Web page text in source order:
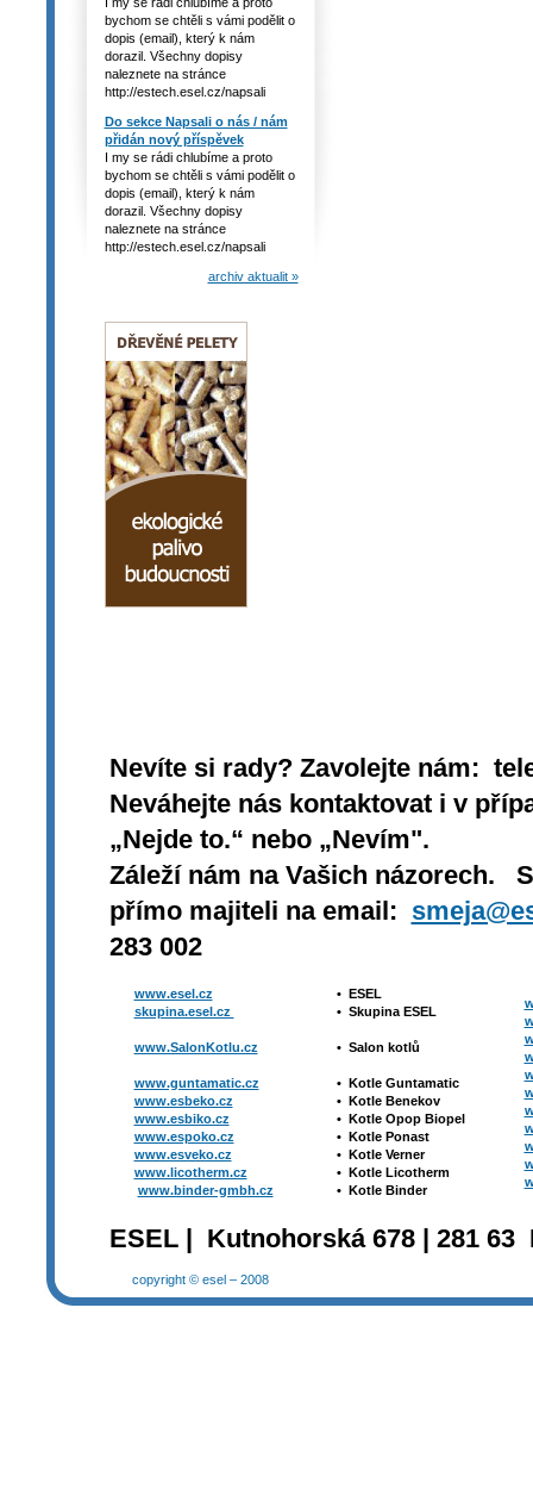
bychom se chtěli s vámi podělit o
dopis (email), který k nám
dorazil. Všechny dopisy
naleznete na stránce
http://estech.esel.cz/napsali
Do sekce Napsali o nás / nám
přidán nový příspěvek
I my se rádi chlubíme a proto
bychom se chtěli s vámi podělit o
dopis (email), který k nám
dorazil. Všechny dopisy
naleznete na stránce
http://estech.esel.cz/napsali
archiv aktualit »
Nevíte si rady? Zavolejte nám:
Neváhejte nás kontaktovat i v
„Nejde to.“ nebo „Nevím".
Záleží nám na Vašich názorech.
přímo majiteli na email:
283 002
www.esel.cz
skupina.esel.cz
www.SalonKotlu.cz
www.guntamatic.cz
www.esbeko.cz
www.esbiko.cz
www.espoko.cz
www.esveko.cz
www.licotherm.cz
www.binder-gmbh.cz
• ESEL
• Skupina ESEL
• Salon kotlů
• Kotle Guntamatic
• Kotle Benekov
• Kotle Opop Biopel
• Kotle Ponast
• Kotle Verner
• Kotle Licotherm
• Kotle Binder
ESEL | Kutnohorská 678 | 281
copyright © esel – 2008